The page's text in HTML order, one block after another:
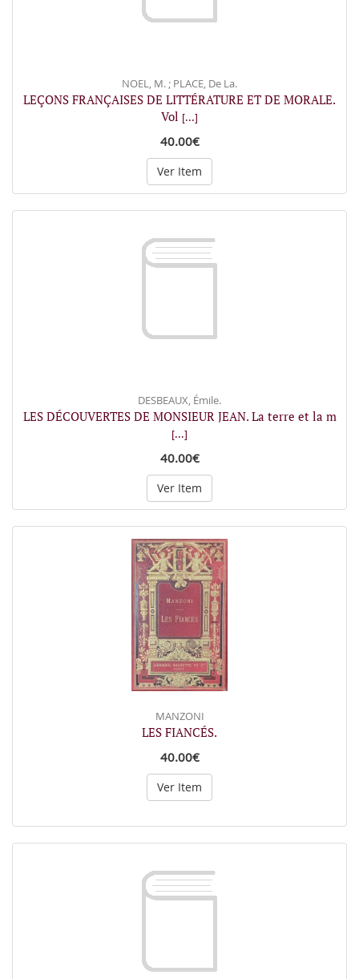
NOEL, M. ; PLACE, De La.
LEÇONS FRANÇAISES DE LITTÉRATURE ET DE MORALE.
Vol [...]
40.00€
Ver Item
DESBEAUX, Émile.
LES DÉCOUVERTES DE MONSIEUR JEAN. La terre et la m
[...]
40.00€
Ver Item
MANZONI
LES FIANCÉS.
40.00€
Ver Item